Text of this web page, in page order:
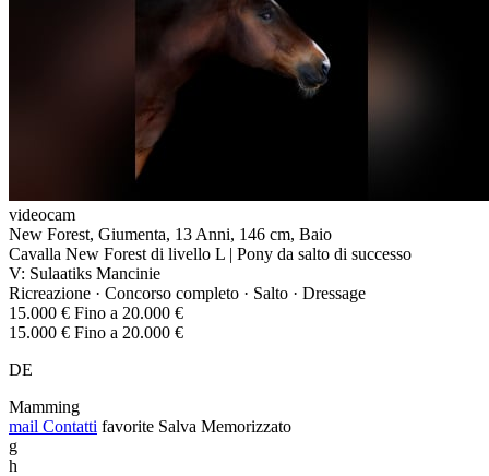
videocam
New Forest, Giumenta, 13 Anni, 146 cm, Baio
Cavalla New Forest di livello L | Pony da salto di successo
V: Sulaatiks Mancinie
Ricreazione · Concorso completo · Salto · Dressage
15.000 € Fino a 20.000 €
15.000 € Fino a 20.000 €
DE
Mamming
mail Contatti favorite Salva Memorizzato
g
h